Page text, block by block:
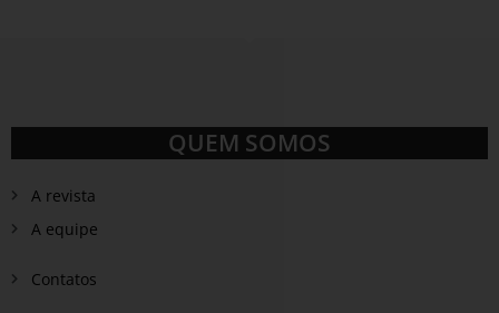
QUEM SOMOS
A revista
A equipe
Contatos